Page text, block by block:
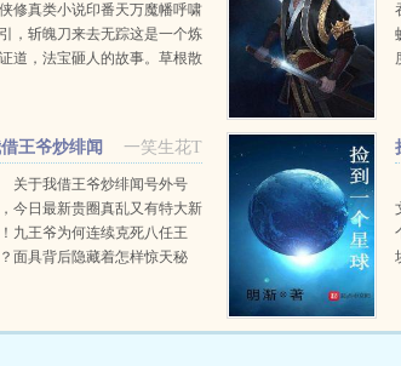
修真类小说印番天万魔幡呼啸
，斩魄刀来去无踪这是一个炼
道，法宝砸人的故事。草根散
，请...
一笑生花T
王爷炒绯闻
关于我借王爷炒绯闻号外号
今日最新贵圈真乱又有特大新
九王爷为何连续克死八任王
面具背后隐藏着怎样惊天秘
后的真相当某王爷看到这些，